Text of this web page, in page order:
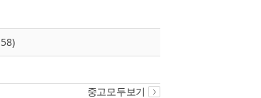
중고모두보기